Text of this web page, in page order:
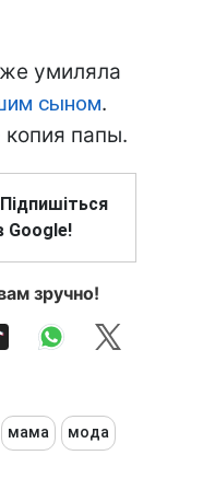
умиляла
сыном.
папы.
Google!
зручно!
мама мода